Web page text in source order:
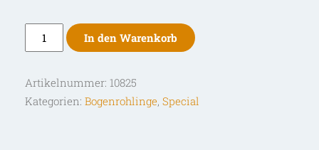
Bogenrohling
Bambus-
Perry
Reflex
In den Warenkorb
Artikelnummer: 10825
Kategorien: Bogenrohlinge, Special